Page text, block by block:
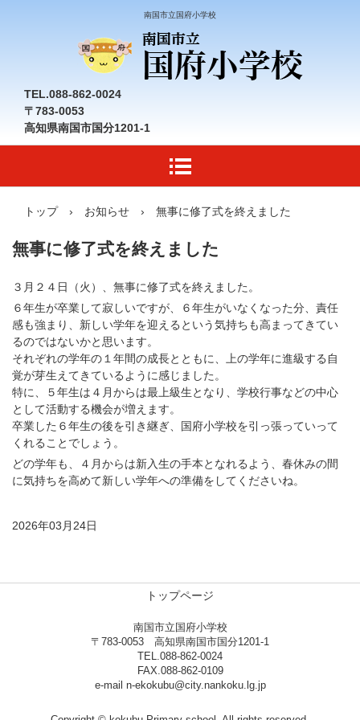
南国市立国府小学校
TEL.088-862-0024
〒783-0053
高知県南国市国分1201-1
トップ › お知らせ › 無事に修了式を終えました
無事に修了式を終えました
３月２４日（火）、無事に修了式を終えました。
６年生が卒業して寂しいですが、６年生がいなくなった分、責任
感も強まり、新しい学年を迎えるという気持ちも高まってきてい
るのではないかと思います。
それぞれの学年の１年間の成長とともに、上の学年に進級する自
覚が芽生えてきているように感じました。
特に、５年生は４月からは最上級生となり、学校行事などの中心
として活動する機会が増えます。
卒業した６年生の後を引き継ぎ、国府小学校を引っ張っていって
くれることでしょう。
どの学年も、４月からは新入生の手本となれるよう、春休みの間
に気持ちを高めて新しい学年への準備をしてくださいね。
2026年03月24日
トップページ
南国市立国府小学校
〒783-0053 高知県南国市国分1201-1
TEL.088-862-0024
FAX.088-862-0109
e-mail n-ekokubu@city.nankoku.lg.jp